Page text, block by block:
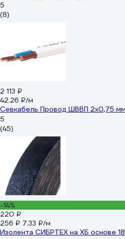
5
(8)
2 113 ₽
42.26 ₽/м
Севкабель Провод ШВВП 2х0,75
5
(45)
-14%
220 ₽
256 ₽ 7.33 ₽/м
Изолента СИБРТЕХ на ХБ основе